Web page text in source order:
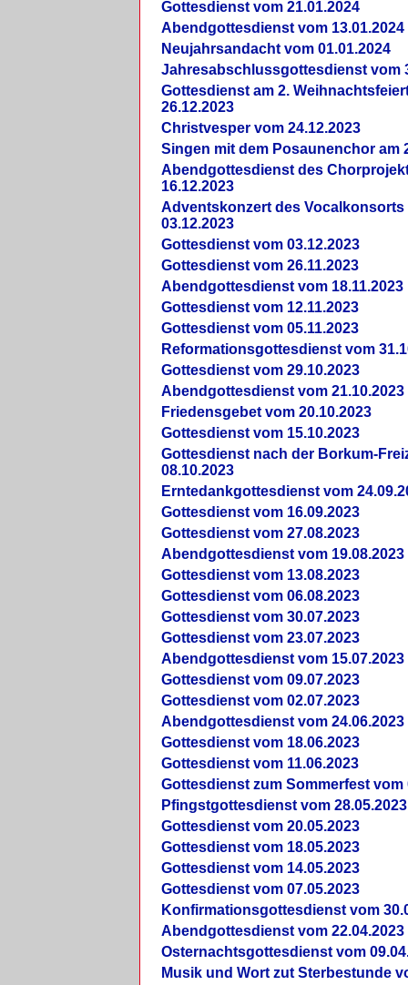
Gottesdienst vom 21.01.2024
Abendgottesdienst vom 13.01.2024
Neujahrsandacht vom 01.01.2024
Jahresabschlussgottesdienst vom
Gottesdienst am 2.
26.12.2023
Christvesper vom 24.12.2023
Singen mit dem Posaunenchor am
Abendgottesdienst des
16.12.2023
Adventskonzert des Vocalkonsorts
03.12.2023
Gottesdienst vom 03.12.2023
Gottesdienst vom 26.11.2023
Abendgottesdienst vom 18.11.2023
Gottesdienst vom 12.11.2023
Gottesdienst vom 05.11.2023
Reformationsgottesdienst vom
Gottesdienst vom 29.10.2023
Abendgottesdienst vom 21.10.2023
Friedensgebet vom 20.10.2023
Gottesdienst vom 15.10.2023
Gottesdienst nach der Borkum-
08.10.2023
Erntedankgottesdienst vom
Gottesdienst vom 16.09.2023
Gottesdienst vom 27.08.2023
Abendgottesdienst vom 19.08.2023
Gottesdienst vom 13.08.2023
Gottesdienst vom 06.08.2023
Gottesdienst vom 30.07.2023
Gottesdienst vom 23.07.2023
Abendgottesdienst vom 15.07.2023
Gottesdienst vom 09.07.2023
Gottesdienst vom 02.07.2023
Abendgottesdienst vom 24.06.2023
Gottesdienst vom 18.06.2023
Gottesdienst vom 11.06.2023
Gottesdienst zum Sommerfest vom
Pfingstgottesdienst vom 28.05.2023
Gottesdienst vom 20.05.2023
Gottesdienst vom 18.05.2023
Gottesdienst vom 14.05.2023
Gottesdienst vom 07.05.2023
Konfirmationsgottesdienst vom
Abendgottesdienst vom 22.04.2023
Osternachtsgottesdienst vom
Musik und Wort zut Sterbestunde